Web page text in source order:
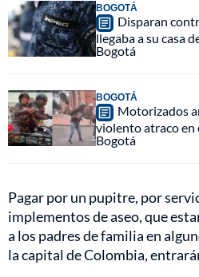
BOGOTÁ
Disparan
llegaba a su casa
Bogotá
BOGOTÁ
Motorizados
violento atraco en
Bogotá
Pagar por un pupitre, por
implementos de aseo, que
a los padres de familia en
la capital de Colombia,